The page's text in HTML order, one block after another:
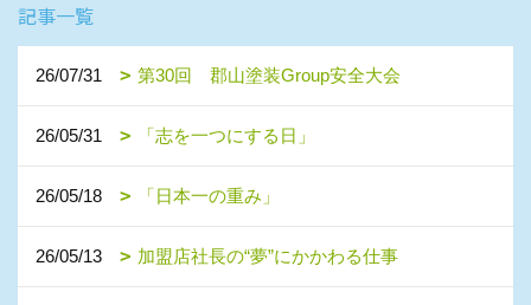
記事一覧
26/07/31 第30回 郡山塗装Group安全大会
26/05/31 「志を一つにする日」
26/05/18 「日本一の重み」
26/05/13 加盟店社長の“夢”にかかわる仕事